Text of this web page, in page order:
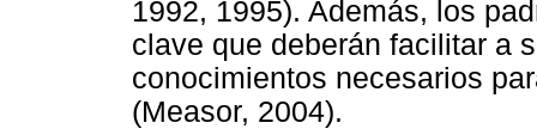
1992, 1995). Además, los
clave que deberán facilitar a
conocimientos necesarios
(Measor, 2004).